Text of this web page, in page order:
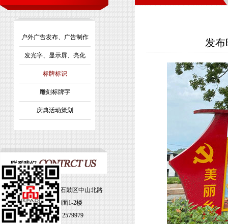
户外广告发布、广告制作
发光字、显示屏、亮化
标牌标识
雕刻标牌字
庆典活动策划
地址：湖南省衡阳市石鼓区中山北路
79号雁北大厦3-4号门面1-2楼
电话：0734-8469338 2579979
发